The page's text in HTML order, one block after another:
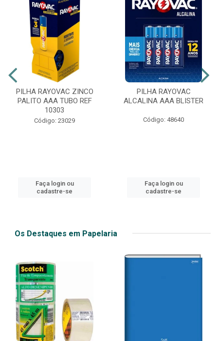
PILHA RAYOVAC ZINCO
PALITO AAA TUBO REF
10303
Código: 23029
Faça login ou
cadastre-se
PILHA RAYOVAC
ALCALINA AAA BLISTER
Código: 48640
Faça login ou
cadastre-se
Os Destaques em Papelaria